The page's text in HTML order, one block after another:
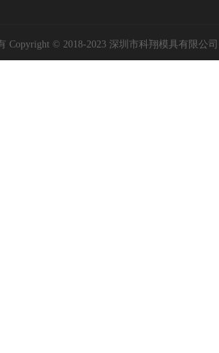
Copyright © 2018-2023 深圳市科翔模具有限公